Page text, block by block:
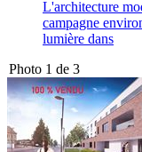
L'architecture
campagne
lumière dans
Photo 1 de 3